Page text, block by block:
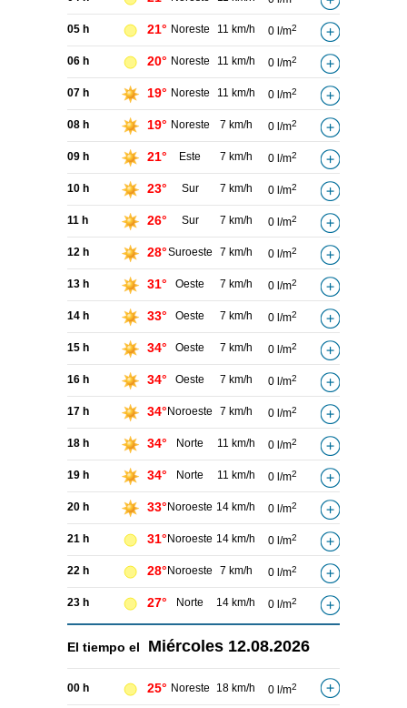
05 h 21° Noreste 11 km/h 0 l/m2
06 h 20° Noreste 11 km/h 0 l/m2
07 h 19° Noreste 11 km/h 0 l/m2
08 h 19° Noreste 7 km/h 0 l/m2
09 h 21° Este 7 km/h 0 l/m2
10 h 23° Sur 7 km/h 0 l/m2
11 h 26° Sur 7 km/h 0 l/m2
12 h 28°Suroeste 7 km/h 0 l/m2
13 h 31° Oeste 7 km/h 0 l/m2
14 h 33° Oeste 7 km/h 0 l/m2
15 h 34° Oeste 7 km/h 0 l/m2
16 h 34° Oeste 7 km/h 0 l/m2
17 h 34° Noroeste 7 km/h 0 l/m2
18 h 34° Norte 11 km/h 0 l/m2
19 h 34° Norte 11 km/h 0 l/m2
20 h 33° Noroeste 14 km/h 0 l/m2
21 h 31° Noroeste 14 km/h 0 l/m2
22 h 28° Noroeste 7 km/h 0 l/m2
23 h 27° Norte 14 km/h 0 l/m2
El tiempo el Miércoles 12.08.2026
00 h 25° Noreste 18 km/h 0 l/m2